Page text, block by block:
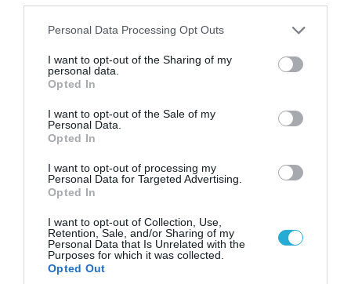
Please note that this website/app uses one or more Google
not limited to your visit or usage behaviour. You may click to
grant or deny consent to Google and its third-party tags to
use your data for below specified purposes in below Google
consent section.
Personal Data Processing Opt Outs
I want to opt-out of the Sharing of my
personal data.
Opted In
I want to opt-out of the Sale of my
Personal Data.
Opted In
I want to opt-out of processing my
Personal Data for Targeted Advertising.
Opted In
I want to opt-out of Collection, Use,
Retention, Sale, and/or Sharing of my
Personal Data that Is Unrelated with the
Purposes for which it was collected.
Opted Out
04.08.2026 | 12:02
«μαζέψει» για τη δημοσιογράφο που γέλασε
σε ρεπορτάζ για τις φωτιές